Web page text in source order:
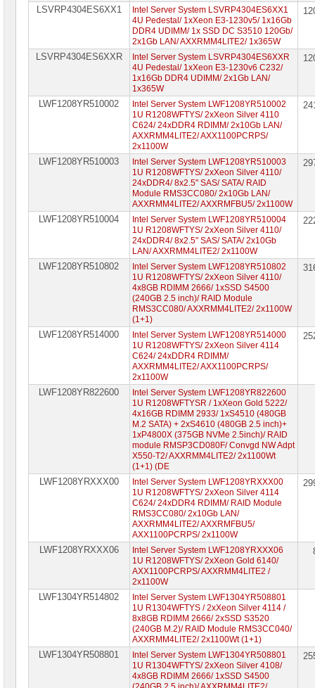
LSVRP4304ES6XX1
Intel Server System LSVRP4304ES6XX1
4U Pedestal/ 1xXeon E3-1230v5/ 1x16Gb
DDR4 UDIMM/ 1x SSD DC S3510 120Gb/
2x1Gb LAN/ AXXRMM4LITE2/ 1x365W
LSVRP4304ES6XXR
Intel Server System LSVRP4304ES6XXR
4U Pedestal/ 1xXeon E3-1230v6 C232/
1x16Gb DDR4 UDIMM/ 2x1Gb LAN/
1x365W
LWF1208YR510002
Intel Server System LWF1208YR510002
1U R1208WFTYS/ 2xXeon Silver 4110
C624/ 24xDDR4 RDIMM/ 2x10Gb LAN/
AXXRMM4LITE2/ AXX1100PCRPS/
2x1100W
LWF1208YR510003
Intel Server System LWF1208YR510003
1U R1208WFTYS/ 2xXeon Silver 4110/
24xDDR4/ 8x2.5" SAS/ SATA/ RAID
Module RMS3CC080/ 2x10Gb LAN/
AXXRMM4LITE2/ AXXRMFBU5/ 2x1100W
LWF1208YR510004
Intel Server System LWF1208YR510004
1U R1208WFTYS/ 2xXeon Silver 4110/
24xDDR4/ 8x2.5" SAS/ SATA/ 2x10Gb
LAN/ AXXRMM4LITE2/ 2x1100W
LWF1208YR510802
Intel Server System LWF1208YR510802
1U R1208WFTYS/ 2xXeon Silver 4110/
4x8GB RDIMM 2666/ 1xSSD S4500
(240GB 2.5 inch)/ RAID Module
RMS3CC080/ AXXRMM4LITE2/ 2x1100W
(1+1)
LWF1208YR514000
Intel Server System LWF1208YR514000
1U R1208WFTYS/ 2xXeon Silver 4114
C624/ 24xDDR4 RDIMM/
AXXRMM4LITE2/ AXX1100PCRPS/
2x1100W
LWF1208YR822600
Intel Server System LWF1208YR822600
1U R1208WFTYSR / 1xXeon Gold 5222/
4x16GB RDIMM 2933/ 1xS4510 (480GB
M.2 SATA) + 2xS4610 (480GB 2.5 inch)+
1xP4800X (375GB NVMe 2.5inch)/ RAID
module RMSP3CD080F/ Convgd NW Adpt
X550-T2/ AXXRMM4LITE2/ 2x1100Wt
(1+1) (DE
LWF1208YRXXX00
Intel Server System LWF1208YRXXX00
1U R1208WFTYS/ 2xXeon Silver 4114
C624/ 24xDDR4 RDIMM/ RAID Module
RMS3CC080/ 2x10Gb LAN/
AXXRMM4LITE2/ AXXRMFBU5/
AXX1100PCRPS/ 2x1100W
LWF1208YRXXX06
Intel Server System LWF1208YRXXX06
1U R1208WFTYS/ 2xXeon Gold 6140/
AXX1100PCRPS/ AXXRMM4LITE2 /
2x1100W
LWF1304YR514802
Intel Server System LWF1304YR508801
1U R1304WFTYS / 2xXeon Silver 4114 /
8x8GB RDIMM 2666/ 2xSSD S3520
(240GB M.2)/ RAID Module RMS3CC040/
AXXRMM4LITE2/ 2x1100Wt (1+1)
LWF1304YR508801
Intel Server System LWF1304YR508801
1U R1304WFTYS/ 2xXeon Silver 4108/
4x8GB RDIMM 2666/ 1xSSD S4500